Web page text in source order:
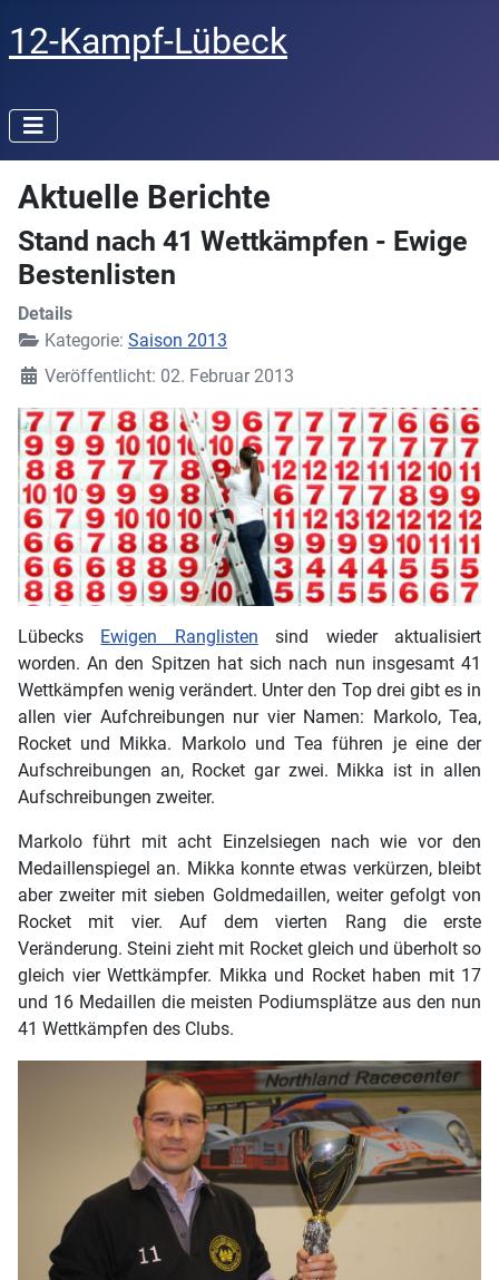
12-Kampf-Lübeck
Aktuelle Berichte
Stand nach 41 Wettkämpfen - Ewige
Bestenlisten
Details
Kategorie: Saison 2013
Veröffentlicht: 02. Februar 2013
Lübecks Ewigen Ranglisten sind wieder aktualisiert
worden. An den Spitzen hat sich nach nun insgesamt 41
Wettkämpfen wenig verändert. Unter den Top drei gibt es in
allen vier Aufchreibungen nur vier Namen: Markolo, Tea,
Rocket und Mikka. Markolo und Tea führen je eine der
Aufschreibungen an, Rocket gar zwei. Mikka ist in allen
Aufschreibungen zweiter.
Markolo führt mit acht Einzelsiegen nach wie vor den
Medaillenspiegel an. Mikka konnte etwas verkürzen, bleibt
aber zweiter mit sieben Goldmedaillen, weiter gefolgt von
Rocket mit vier. Auf dem vierten Rang die erste
Veränderung. Steini zieht mit Rocket gleich und überholt so
gleich vier Wettkämpfer. Mikka und Rocket haben mit 17
und 16 Medaillen die meisten Podiumsplätze aus den nun
41 Wettkämpfen des Clubs.